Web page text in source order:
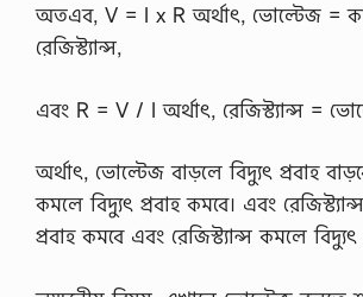
অতএব, V = I x R অর্থাৎ, ভোল্টেজ =
রেজিস্ট্যান্স,
এবং R = V / I অর্থাৎ, রেজিস্ট্যান্স =
অর্থাৎ, ভোল্টেজ বাড়লে বিদ্যুৎ প্রবাহ
কমলে বিদ্যুৎ প্রবাহ কমবে। এবং
প্রবাহ কমবে এবং রেজিস্ট্যান্স কমলে বিদ্যুৎ